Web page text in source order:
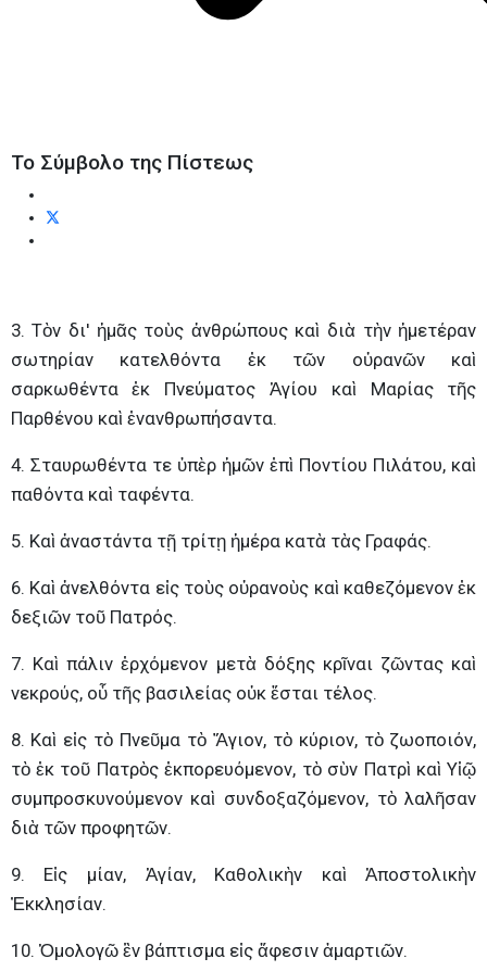
Το Σύμβολο της Πίστεως
3. Τὸν δι' ἡμᾶς τοὺς ἀνθρώπους καὶ διὰ τὴν ἡμετέραν
σωτηρίαν κατελθόντα ἐκ τῶν οὐρανῶν καὶ
σαρκωθέντα ἐκ Πνεύματος Ἁγίου καὶ Μαρίας τῆς
Παρθένου καὶ ἐνανθρωπήσαντα.
4. Σταυρωθέντα τε ὑπὲρ ἡμῶν ἐπὶ Ποντίου Πιλάτου, καὶ
παθόντα καὶ ταφέντα.
5. Καὶ ἀναστάντα τῇ τρίτῃ ἡμέρα κατὰ τὰς Γραφάς.
6. Καὶ ἀνελθόντα εἰς τοὺς οὐρανοὺς καὶ καθεζόμενον ἐκ
δεξιῶν τοῦ Πατρός.
7. Καὶ πάλιν ἐρχόμενον μετὰ δόξης κρῖναι ζῶντας καὶ
νεκρούς, οὗ τῆς βασιλείας οὐκ ἔσται τέλος.
8. Καὶ εἰς τὸ Πνεῦμα τὸ Ἅγιον, τὸ κύριον, τὸ ζωοποιόν,
τὸ ἐκ τοῦ Πατρὸς ἐκπορευόμενον, τὸ σὺν Πατρὶ καὶ Υἱῷ
συμπροσκυνούμενον καὶ συνδοξαζόμενον, τὸ λαλῆσαν
διὰ τῶν προφητῶν.
9. Εἰς μίαν, Ἁγίαν, Καθολικὴν καὶ Ἀποστολικὴν
Ἐκκλησίαν.
10. Ὁμολογῶ ἓν βάπτισμα εἰς ἄφεσιν ἁμαρτιῶν.